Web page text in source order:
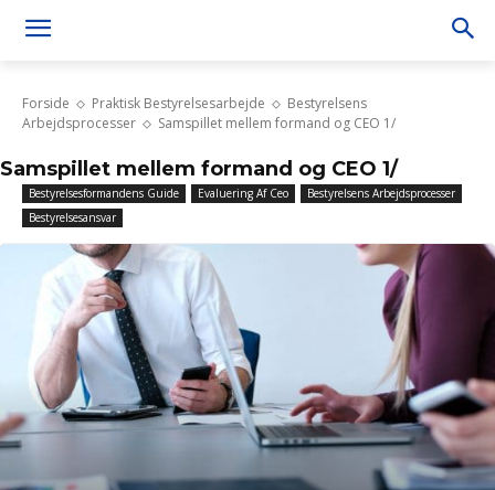
Forside Praktisk Bestyrelsesarbejde
Bestyrelsens
Arbejdsprocesser
Samspillet mellem formand og CEO 1/
Samspillet mellem formand og CEO 1/
Bestyrelsesformandens Guide Evaluering Af Ceo
Bestyrelsens Arbejdsprocesser
Bestyrelsesansvar